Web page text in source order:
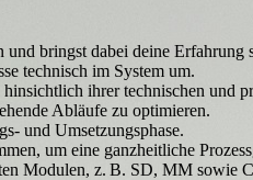
bringst dabei deine Erfahrung
technisch im System um.
ihrer technischen und
Abläufe zu optimieren.
und Umsetzungsphase.
um eine ganzheitliche
Modulen, z. B. SD, MM sowie